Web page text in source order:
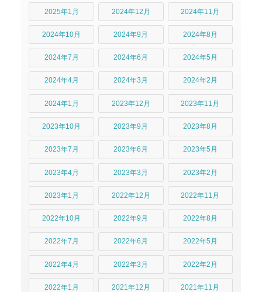
2025年1月 2024年12月 2024年11月
2024年10月 2024年9月 2024年8月
2024年7月 2024年6月 2024年5月
2024年4月 2024年3月 2024年2月
2024年1月 2023年12月 2023年11月
2023年10月 2023年9月 2023年8月
2023年7月 2023年6月 2023年5月
2023年4月 2023年3月 2023年2月
2023年1月 2022年12月 2022年11月
2022年10月 2022年9月 2022年8月
2022年7月 2022年6月 2022年5月
2022年4月 2022年3月 2022年2月
2022年1月 2021年12月 2021年11月